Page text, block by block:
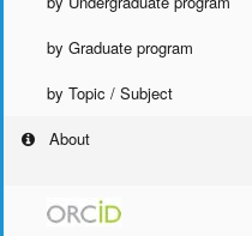
by Graduate program
by Topic / Subject
About